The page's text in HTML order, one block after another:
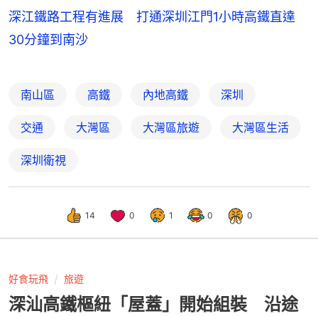
深江鐵路工程有進展 打通深圳江門1小時高鐵直達
30分鐘到南沙
南山區 高鐵 內地高鐵 深圳
交通 大灣區 大灣區旅遊 大灣區生活
深圳衛視
14 0 1 0 0
好食玩飛 旅遊
深汕高鐵樞紐「屋蓋」開始組裝 沿途